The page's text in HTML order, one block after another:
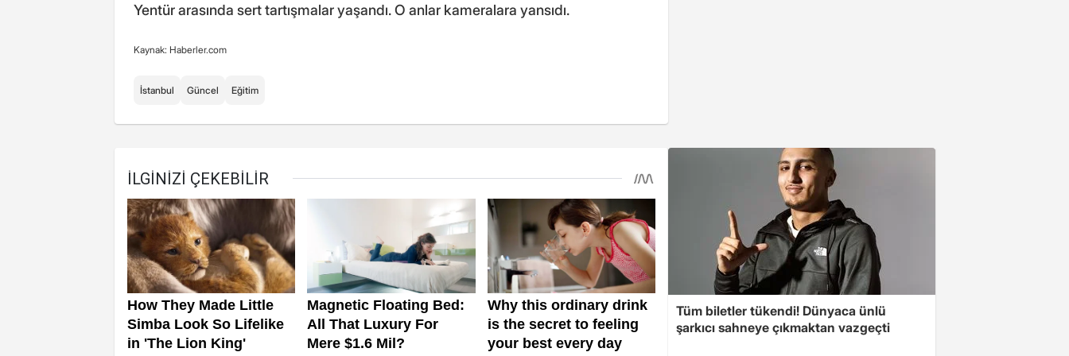
Yentür arasında sert tartışmalar yaşandı. O anlar kameralara yansıdı.
Kaynak: Haberler.com
İstanbul Güncel Eğitim
Tüm biletler tükendi! Dünyaca ünlü
şarkıcı sahneye çıkmaktan vazgeçti